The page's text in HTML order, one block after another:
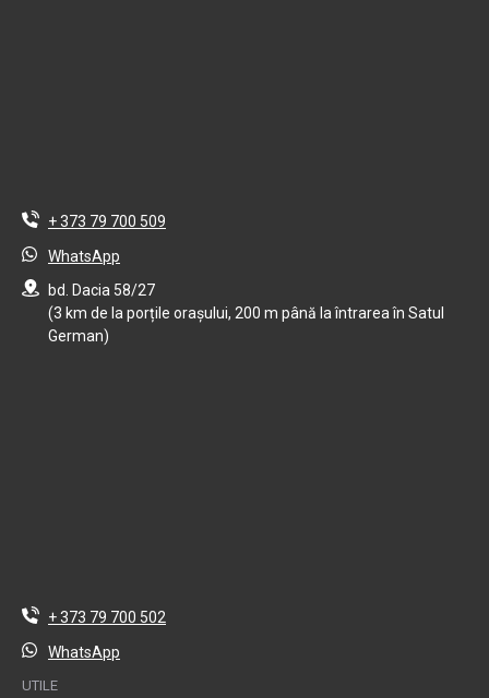
+ 373 79 700 509
WhatsApp
bd. Dacia 58/27
(3 km de la porțile orașului, 200 m până la întrarea în Satul
German)
+ 373 79 700 502
WhatsApp
UTILE